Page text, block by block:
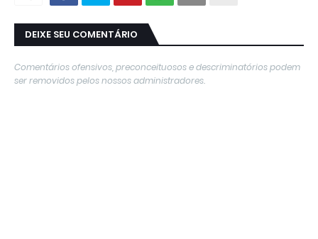
DEIXE SEU COMENTÁRIO
Comentários ofensivos, preconceituosos e descriminatórios podem
ser removidos pelos nossos administradores.